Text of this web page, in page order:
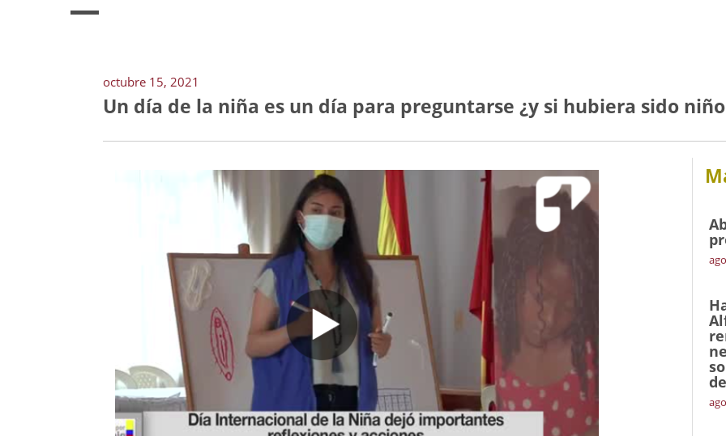
octubre 15, 2021
Un día de la niña es un día para preguntarse ¿y si hubiera sido